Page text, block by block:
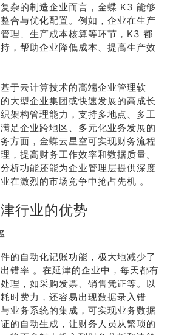
杂的制造企业而言，金蝶 K3 能够
合与优化配置。例如，企业在生产
理、生产成本核算等环节，K3 都
，帮助企业降低成本、提高生产效
于云计算技术的高端企业管理软
大型企业集团或快速发展的高成长
架构管理能力，支持多地点、多工
足企业跨地区、多元化业务发展的
方面，金蝶云星空可实现财务流程
，提高财务工作效率和数据质量。
析功能还能为企业管理层提供深度
在激烈的市场竞争中抢占先机 。
行业的优势
的自动化记账功能，极大地减少了
错率 。在延津的企业中，每天都有
理，如采购发票、销售凭证等。以
时费力，还容易出现数据录入错
业务系统的集成，可实现业务数据
的自动生成，让财务人员从繁琐的